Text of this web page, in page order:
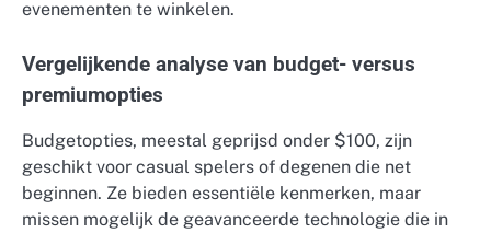
evenementen te winkelen.
Vergelijkende analyse van budget- versus
premiumopties
Budgetopties, meestal geprijsd onder $100, zijn
geschikt voor casual spelers of degenen die net
beginnen. Ze bieden essentiële kenmerken, maar
missen mogelijk de geavanceerde technologie die in